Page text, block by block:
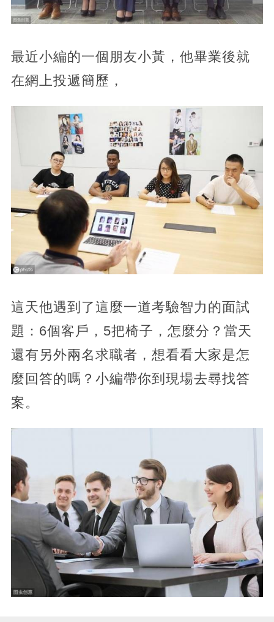
最近小編的一個朋友小黃，他畢業後就
在網上投遞簡歷，
這天他遇到了這麼一道考驗智力的面試
題：6個客戶，5把椅子，怎麼分？當天
還有另外兩名求職者，想看看大家是怎
麼回答的嗎？小編帶你到現場去尋找答
案。